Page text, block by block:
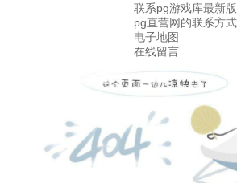
联系pg游戏库最新
pg直营网的联系方式
电子地图
在线留言